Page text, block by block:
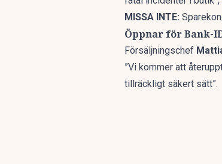
MISSA INTE:
Öppnar för Bank-
Försäljningschef
”Vi kommer att
tillräckligt säkert sätt”.